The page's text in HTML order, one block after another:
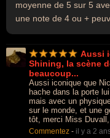
moyenne de 5 sur 5
une note de 4 ou +
Aussi
Shining, la scène
beaucoup...
Aussi iconique que
hache dans la porte
mais avec un
sur le monde, et une
tôt, merci Miss
Commentez - il y a 2